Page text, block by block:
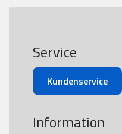
Service
Kundenservice
Information